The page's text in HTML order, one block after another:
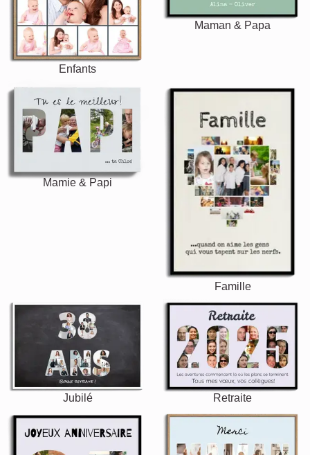
Enfants
Maman & Papa
Mamie & Papi
Famille
Jubilé Retraite